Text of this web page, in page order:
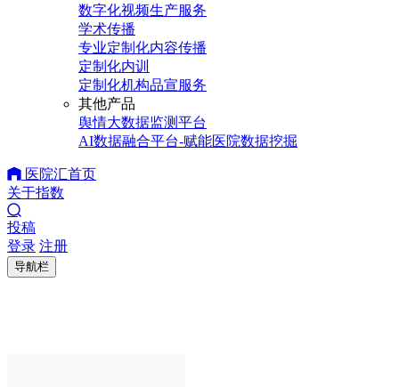
数字化视频生产服务
学术传播
专业定制化内容传播
定制化内训
定制化机构品宣服务
其他产品
舆情大数据监测平台
AI数据融合平台-赋能医院数据挖掘
医院汇首页
关于指数
投稿
登录 注册
导航栏